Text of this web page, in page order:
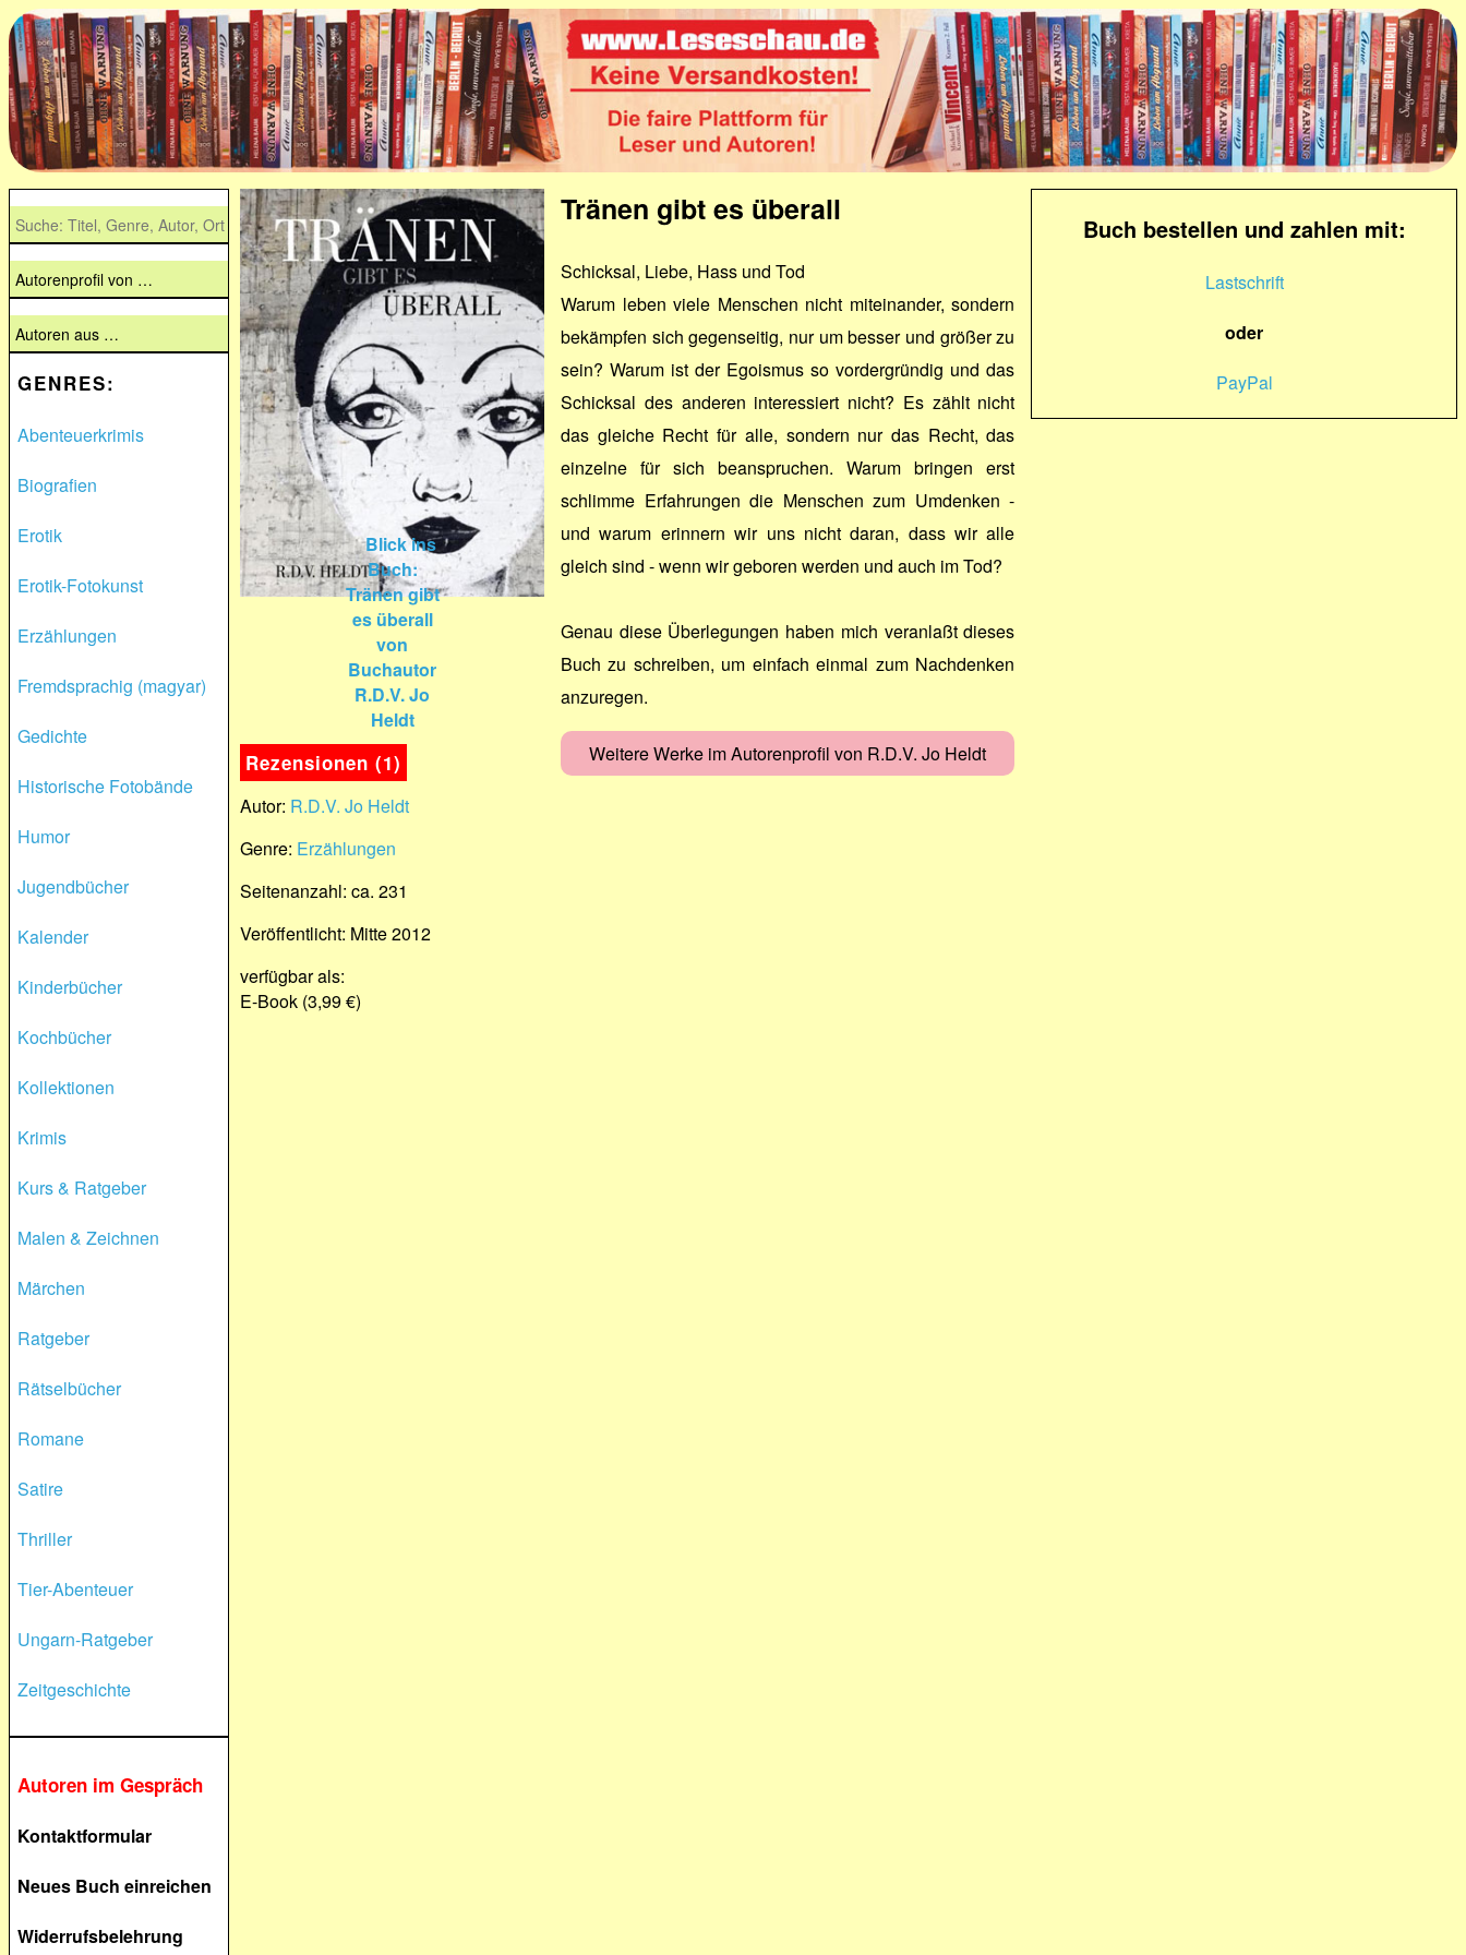
GENRES:
Abenteuerkrimis
Biografien
Erotik
Erotik-Fotokunst
Erzählungen
Fremdsprachig (magyar)
Gedichte
Historische Fotobände
Humor
Jugendbücher
Kalender
Kinderbücher
Kochbücher
Kollektionen
Krimis
Kurs & Ratgeber
Malen & Zeichnen
Märchen
Ratgeber
Rätselbücher
Romane
Satire
Thriller
Tier-Abenteuer
Ungarn-Ratgeber
Zeitgeschichte
Autoren im Gespräch
Kontaktformular
Neues Buch einreichen
Widerrufsbelehrung
Rezensionen (1)
Autor: R.D.V. Jo Heldt
Genre: Erzählungen
Seitenanzahl: ca. 231
Veröffentlicht: Mitte 2012
verfügbar als:
E-Book (3,99 €)
Tränen gibt es überall
Schicksal, Liebe, Hass und Tod
Warum leben viele Menschen nicht miteinander, sondern
bekämpfen sich gegenseitig, nur um besser und größer zu
sein? Warum ist der Egoismus so vordergründig und das
Schicksal des anderen interessiert nicht? Es zählt nicht
das gleiche Recht für alle, sondern nur das Recht, das
einzelne für sich beanspruchen. Warum bringen erst
schlimme Erfahrungen die Menschen zum Umdenken -
und warum erinnern wir uns nicht daran, dass wir alle
gleich sind - wenn wir geboren werden und auch im Tod?
Genau diese Überlegungen haben mich veranlaßt dieses
Buch zu schreiben, um einfach einmal zum Nachdenken
anzuregen.
Weitere Werke im Autorenprofil von R.D.V. Jo Heldt
Buch bestellen und zahlen mit:
Lastschrift
oder
PayPal